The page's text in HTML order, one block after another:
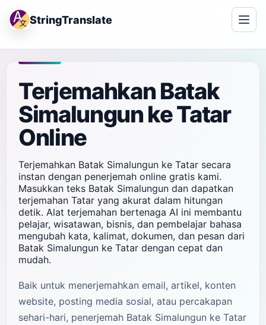
StringTranslate
Terjemahkan Batak
Simalungun ke Tatar
Online
Terjemahkan Batak Simalungun ke Tatar secara
instan dengan penerjemah online gratis kami.
Masukkan teks Batak Simalungun dan dapatkan
terjemahan Tatar yang akurat dalam hitungan
detik. Alat terjemahan bertenaga AI ini membantu
pelajar, wisatawan, bisnis, dan pembelajar bahasa
mengubah kata, kalimat, dokumen, dan pesan dari
Batak Simalungun ke Tatar dengan cepat dan
mudah.
Baik untuk menerjemahkan email, artikel, konten
website, posting media sosial, atau percakapan
sehari-hari, penerjemah Batak Simalungun ke Tatar